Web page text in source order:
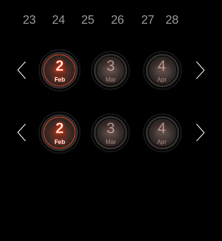
23
24 25 26 27 28
2
Feb
3
Mar
4
Apr
2
Feb
3
Mar
4
Apr